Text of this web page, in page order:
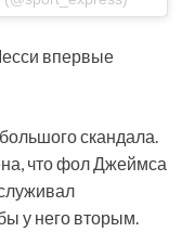
впервые
скандала.
что фол Джеймса
у него вторым.